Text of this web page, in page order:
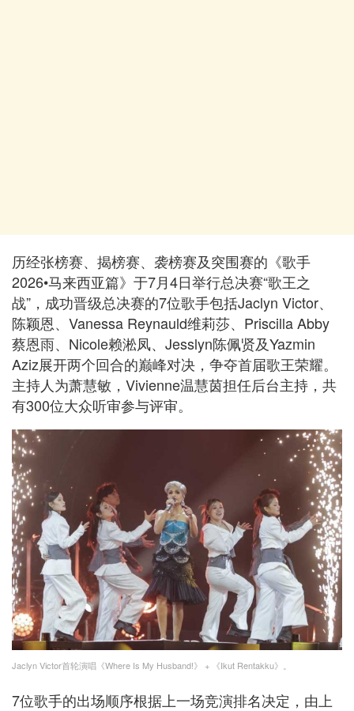
历经张榜赛、揭榜赛、袭榜赛及突围赛的《歌手
2026•马来西亚篇》于7月4日举行总决赛“歌王之
战”，成功晋级总决赛的7位歌手包括Jaclyn Victor、
陈颖恩、Vanessa Reynauld维莉莎、Priscilla Abby
蔡恩雨、Nicole赖淞凤、Jesslyn陈佩贤及Yazmin
Aziz展开两个回合的巅峰对决，争夺首届歌王荣耀。
主持人为萧慧敏，Vivienne温慧茵担任后台主持，共
有300位大众听审参与评审。
Jaclyn Victor首轮演唱《Where Is My Husband!》 + 《Ikut Rentakku》。
7位歌手的出场顺序根据上一场竞演排名决定，由上